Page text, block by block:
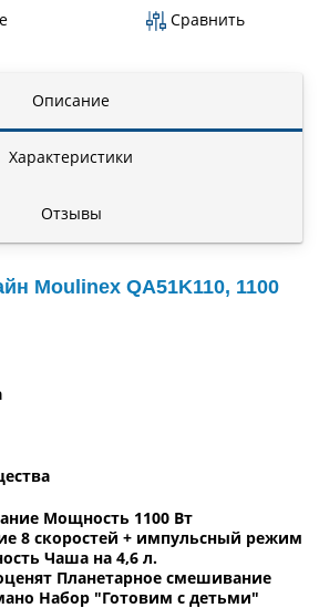
Сравнить
Описание
Характеристики
Отзывы
Moulinex QA51K110, 1100
Мощность 1100 Вт
8 скоростей + импульсный режим
Чаша на 4,6 л.
Планетарное смешивание
Набор "Готовим с детьми"